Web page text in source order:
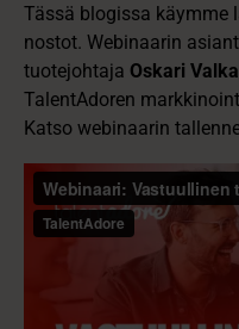
Tässä blogissa käymme
nostot. Webinaarin
tuotejohtaja Oskari
TalentAdoren
Katso webinaarin